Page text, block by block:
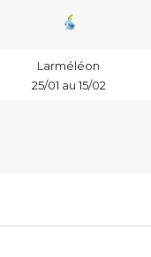
Larméléon
25/01 au 15/02